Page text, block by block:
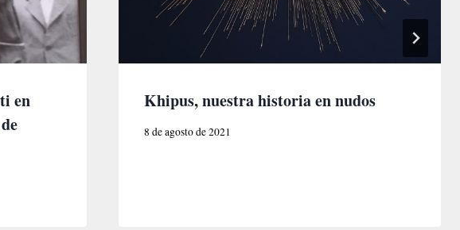
en
Khipus, nuestra historia en nudos
8 de agosto de 2021